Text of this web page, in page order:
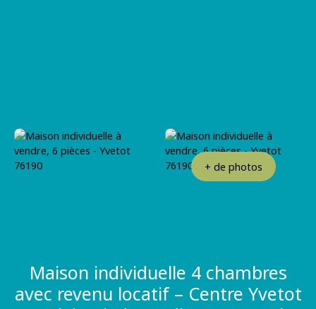
+ de photos
Maison individuelle 4 chambres
avec revenu locatif – Centre Yvetot